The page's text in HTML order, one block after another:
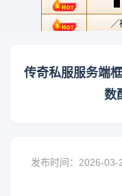
传奇私服服务端
数
发布时间：2026-